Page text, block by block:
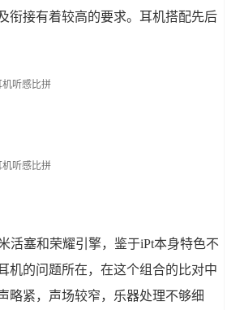
衔接有着较高的要求。耳机搭配先后
活塞和荣耀引擎，鉴于iPt本身特色不
机的问题所在，在这个组合的比对中
略紧，声场较窄，乐器处理不够细